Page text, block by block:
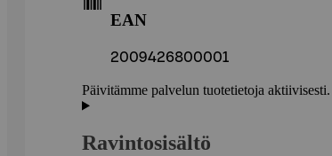
EAN
2009426800001
Päivitämme palvelun tuotetietoja
Ravintosisältö